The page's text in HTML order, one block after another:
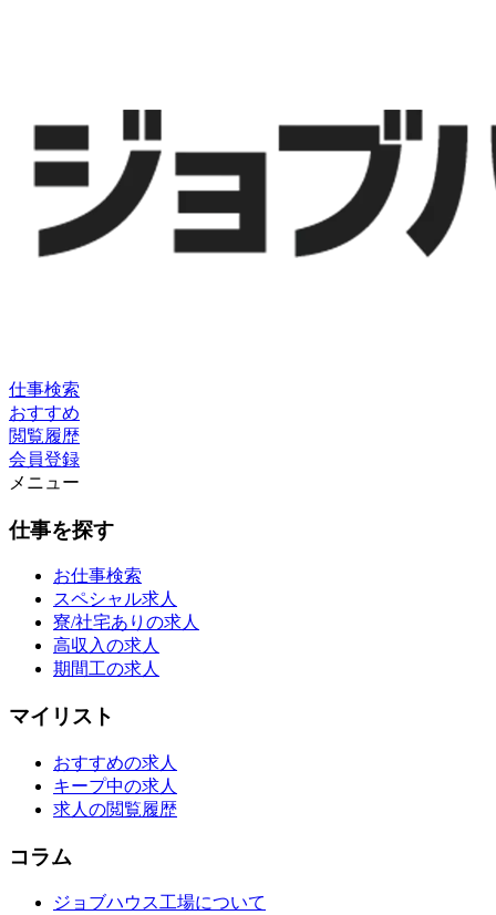
仕事検索
おすすめ
閲覧履歴
会員登録
メニュー
仕事を探す
お仕事検索
スペシャル求人
寮/社宅ありの求人
高収入の求人
期間工の求人
マイリスト
おすすめの求人
キープ中の求人
求人の閲覧履歴
コラム
ジョブハウス工場について